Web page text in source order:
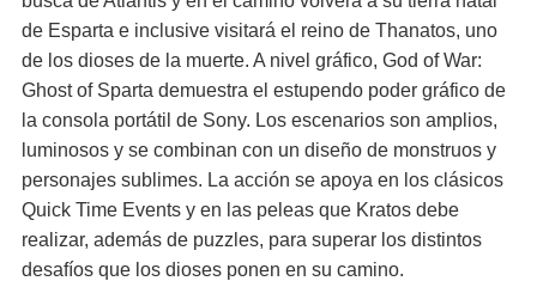
de Esparta e inclusive visitará el reino de Thanatos, uno
de los dioses de la muerte. A nivel gráfico, God of War:
Ghost of Sparta demuestra el estupendo poder gráfico de
la consola portátil de Sony. Los escenarios son amplios,
luminosos y se combinan con un diseño de monstruos y
personajes sublimes. La acción se apoya en los clásicos
Quick Time Events y en las peleas que Kratos debe
realizar, además de puzzles, para superar los distintos
desafíos que los dioses ponen en su camino.